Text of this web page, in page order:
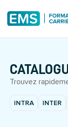
Trouvez
INTRA INTER